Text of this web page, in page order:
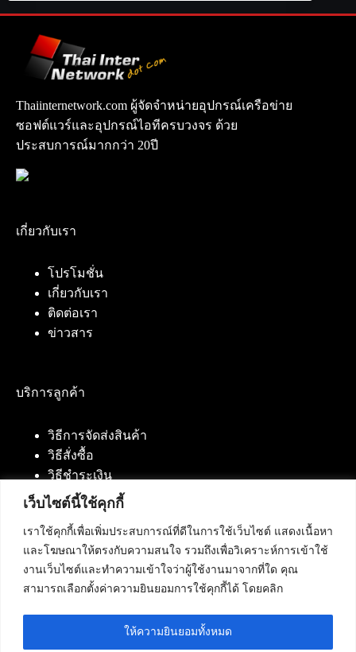
เว็บไซต์นี้ใช้คุกกี้
เราใช้คุกกี้เพื่อเพิ่มประสบการณ์ที่ดีในการใช้เว็บไซต์ แสดงเนื้อหา
และโฆษณาให้ตรงกับความสนใจ รวมถึงเพื่อวิเคราะห์การเข้าใช้
งานเว็บไซต์และทำความเข้าใจว่าผู้ใช้งานมาจากที่ใด คุณ
สามารถเลือกตั้งค่าความยินยอมการใช้คุกกี้ได้ โดยคลิก
ให้ความยินยอมทั้งหมด
Thaiinternetwork.com ผู้จัดจำหน่ายอุปกรณ์เครือข่าย
ซอฟต์แวร์และอุปกรณ์ไอทีครบวงจร ด้วย
ประสบการณ์มากกว่า 20ปี
เกี่ยวกับเรา
โปรโมชั่น
เกี่ยวกับเรา
ติดต่อเรา
ข่าวสาร
บริการลูกค้า
วิธีการจัดส่งสินค้า
วิธีสั่งซื้อ
วิธีชำระเงิน
ติดต่อเรา
บริษัท เน็ทฟิวชั่น คอมมิวนิเคชั่น จำกัด 420/94 ถนน
นัมเบอร์วัน-ราม 2 แขวงดอกไม้, เขตประเวศ
กรุงเทพมหานคร 10250
โทรศัพท์ :084-553-4055,086-309-5259,